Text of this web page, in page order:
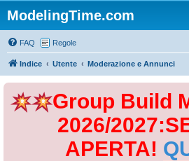
ModelingTime.com
FAQ Regole
Indice Utente Moderazione e Annunci
Group Build
2026/
APERTA!